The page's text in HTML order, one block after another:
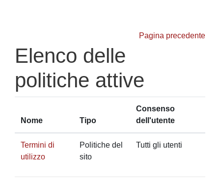
Pagina precedente
Elenco delle
politiche attive
Nome Tipo
Consenso
dell'utente
Termini di
utilizzo
Politiche del
sito
Tutti gli utenti